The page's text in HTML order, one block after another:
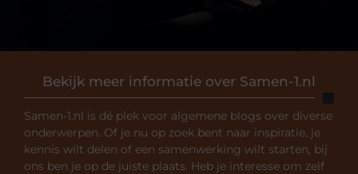
Bekijk meer informatie over Samen-1.nl
Samen-1.nl is dé plek voor algemene blogs over diverse
onderwerpen. Of je nu op zoek bent naar inspiratie, je
kennis wilt delen of een samenwerking wilt starten, bij
ons ben je op de juiste plaats. Heb je interesse om zelf